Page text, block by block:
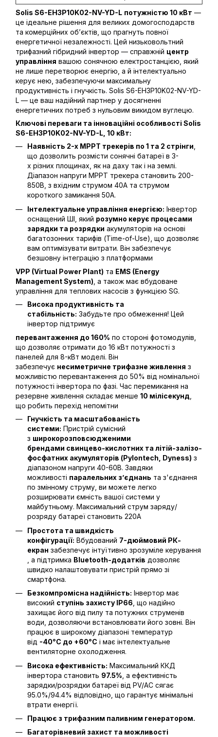
Solis S6-EH3P10K02-NV-YD-L потужністю 10 кВт —
це ідеальне рішення для великих домогосподарств
та комерційних об’єктів, що прагнуть повної
енергетичної незалежності. Цей низьковольтний
трифазний гібридний інвертор — справжній центр
управління вашою сонячною електростанцією, який
не лише перетворює енергію, а й інтелектуально
керує нею, забезпечуючи максимальну
продуктивність і гнучкість. Solis S6-EH3P10K02-NV-YD-
L — це ваш надійний партнер у досягненні
енергетичних потреб з нульовим викидом вуглецю.
Ключові переваги та інноваційні особливості Solis
S6-EH3P10K02-NV-YD-L, 10 кВт:
Наявність 2-х МРРТ трекерів по 1 та 2 стрінги
що дозволить розмісти сонячні батареї в 3-
х різних площинах, як на даху так і на землі.
Діапазон напруги МРРТ трекера становить 200-
850В, з вхідним струмом 40А та струмом
короткого замикання 50А.
Інтелектуальне управління енергією: Інвертор
оснащений ШІ, який розумно керує процесами
зарядки та розрядки акумуляторів на основі
багатозонних тарифів (Time-of-Use), що дозволяє
вам оптимізувати витрати. Він забезпечує
безшовну інтеграцію з платформами
VPP (Virtual Power Plant) та EMS (Energy
Management System) , а також має вбудоване
управління для теплових насосів з функцією SG.
Висока продуктивність та
стабільність: Забудьте про обмеження! Цей
інвертор підтримує
перевантаження до 160% по стороні фотомодулів,
що дозволяє отримати до 16 кВт потужності з
панелей для 8-кВт моделі. Він
забезпечує несиметричне трифазне живлення з
можливістю перевантаження до 50% від номінальної
потужності інвертора по фазі. Час перемикання на
резервне живлення складає менше 10 мілісекунд
що робить перехід непомітни
Гнучкість та масштабованість
системи: Пристрій сумісний
з широкорозповсюдженими
брендами свинцево-кислотних та літій-залізо-
фосфатних акумуляторів (Pylontech, Dyness) з
діапазоном напруги 40-60В. Завдяки
можливості паралельних з’єднань та з'єднання
по змінному струму, ви можете легко
розширювати ємність вашої системи у
майбутньому. Максимальний струм заряду/
розряду батареї становить 220А
Простота та швидкість
конфігурації: Вбудований 7-дюймовий РК-
екран забезпечує інтуїтивно зрозуміле керування
, а підтримка Bluetooth-додатків дозволяє
швидко налаштовувати пристрій прямо зі
смартфона.
Безкомпромісна надійність: Інвертор має
високий ступінь захисту IP66 , що надійно
захищає його від пилу та потужних струменів
води, дозволяючи встановлювати його зовні. Він
працює в широкому діапазоні температур
від -40°C до +60°C і має інтелектуальне
вентиляторне охолодження.
Висока ефективність: Максимальний ККД
інвертора становить 97.5% , а ефективність
зарядки/розрядки батареї від PV/AC сягає
95.0%/94.4% відповідно, що гарантує мінімальні
втрати енергії.
Працює з трифазним паливним генератором.
Багаторівневий захист та можливості